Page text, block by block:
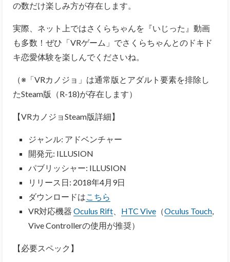
の数だけ楽しみ方が存在します。
実際、ネット上ではさくらちゃんを『いじった』動画
も多数！ぜひ「VRゲーム」でさくらちゃんとのドキド
キ恋愛体験を楽しんでくださいね。
（※「VRカノジョ」は通常版とアダルト要素を排除し
たSteam版（R-18)が存在します）
【VRカノジョSteam版詳細】
ジャンル: アドベンチャー
開発元: ILLUSION
パブリッシャー: ILLUSION
リリース日: 2018年4月9日
ダウンロードはこちら
VR対応機器 Oculus Rift HTC Vive （Oculus Touch,
Vive Controllerの使用が推奨）
【必要スペック】